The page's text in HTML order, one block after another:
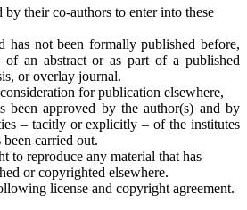
by their co-authors to enter into these
has not been formally published before,
an abstract or as part of a published
or overlay journal.
for publication elsewhere,
been approved by the author(s) and by
– tacitly or explicitly – of the institutes
carried out.
to reproduce any material that has
or copyrighted elsewhere.
license and copyright agreement.